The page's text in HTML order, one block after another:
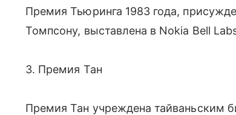
Премия Тьюринга 1983 года,
Томпсону, выставлена в Nokia Bell
3. Премия Тан
Премия Тан учреждена тайваньским